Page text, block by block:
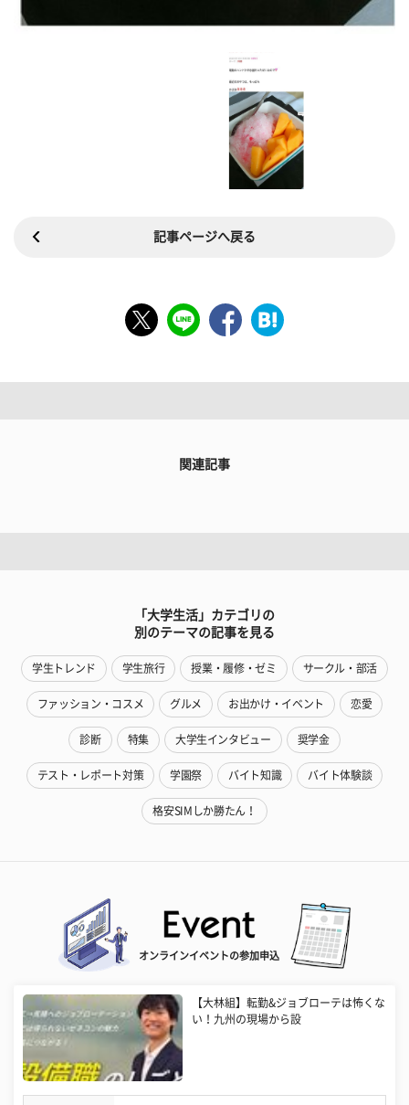
記事ページへ戻る
関連記事
「大学生活」カテゴリの
別のテーマの記事を見る
学生トレンド 学生旅行 授業・履修・ゼミ サークル・部活
ファッション・コスメ グルメ お出かけ・イベント 恋愛
診断 特集 大学生インタビュー 奨学金
テスト・レポート対策 学園祭 バイト知識 バイト体験談
格安SIMしか勝たん！
オンラインイベントの参加申込
【大林組】転勤&ジョブローテは怖くな
い！九州の現場から設